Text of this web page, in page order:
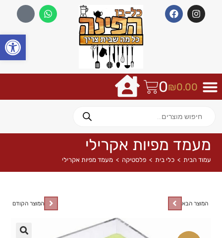
₪0.00
0
מעמד מפיות אקרילי
עמוד הבית > כלי בית > פלסטיקה > מעמד מפיות אקרילי
המוצר הקודם המוצר הבא